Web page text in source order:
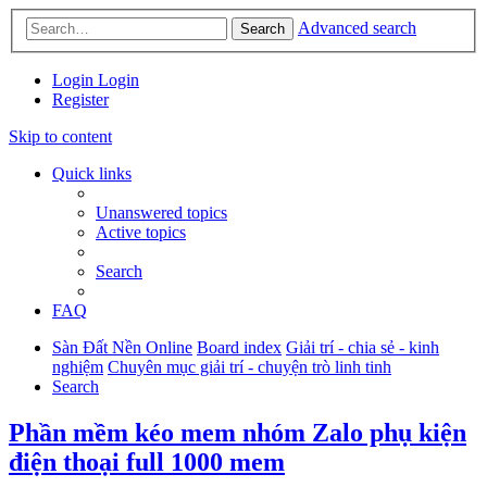
Search Advanced search
Login Login
Register
Skip to content
Quick links
Unanswered topics
Active topics
Search
FAQ
Sàn Đất Nền Online Board index Giải trí - chia sẻ - kinh
nghiệm Chuyên mục giải trí - chuyện trò linh tinh
Search
Phần mềm kéo mem nhóm Zalo phụ kiện
điện thoại full 1000 mem